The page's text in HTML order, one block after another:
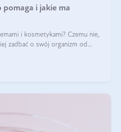
i jakie ma
i kosmetykami? Czemu nie,
zadbać o swój organizm od